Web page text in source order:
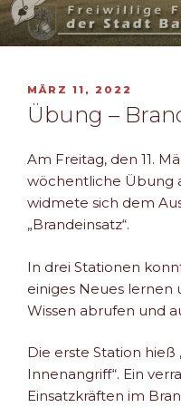
VERÖFFENTLICHT
AM
MÄRZ 11, 2022
Übung –
Am Freitag, den 11.
wöchentliche Übung
widmete sich dem
„Brandeinsatz“.
In drei Stationen
einiges Neues lernen
Wissen abrufen und
Die erste Station hieß
Innenangriff“. Ein
Einsatzkräften im